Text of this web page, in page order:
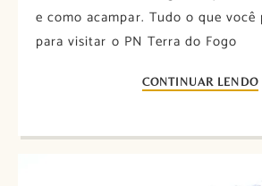
e como acampar. Tudo o que você
para visitar o PN Terra do Fogo
CONTINUAR LENDO